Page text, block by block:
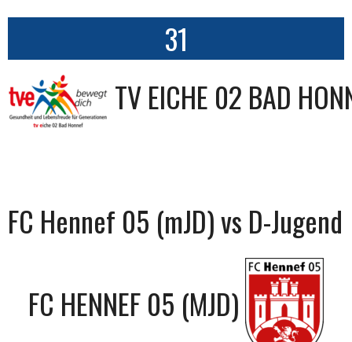
31
TV EICHE 02 BAD
FC Hennef 05 (mJD) vs D-Jugend
FC HENNEF 05 (MJD)